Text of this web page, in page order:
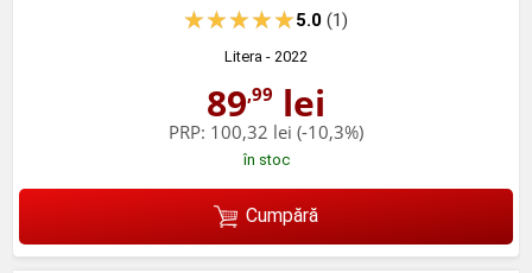
5.0(1)
Litera - 2022
89,99 lei
PRP: 100,32 lei (-10,3%)
în stoc
Cumpără